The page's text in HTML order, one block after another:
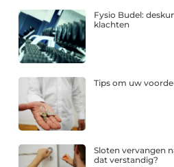
Fysio Budel:
klachten
Tips om uw
Sloten vervangen
dat verstandig?